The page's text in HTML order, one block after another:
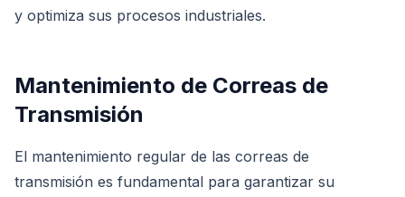
y optimiza sus procesos industriales.
Mantenimiento de Correas de
Transmisión
El mantenimiento regular de las correas de
transmisión es fundamental para garantizar su